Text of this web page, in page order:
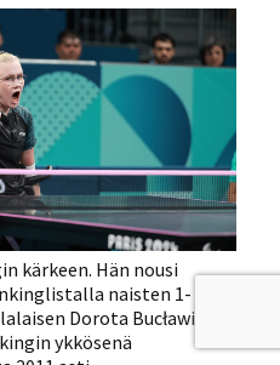
kärkeen. Hän nousi
naisten 1-
Dorota Bucławin
ykkösenä